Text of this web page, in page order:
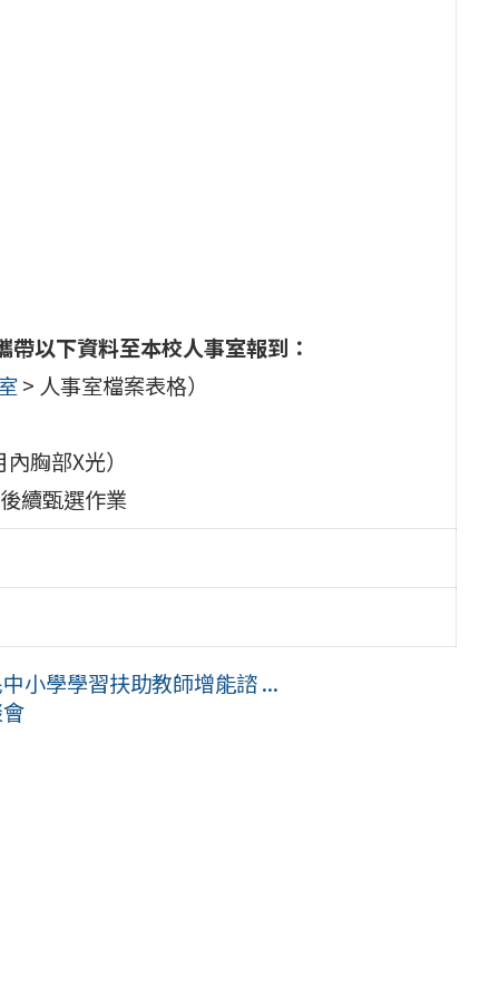
以下資料至本校人事室報到：
> 人事室檔案表格）
胸部X光）
續甄選作業
小學學習扶助教師增能諮 ...